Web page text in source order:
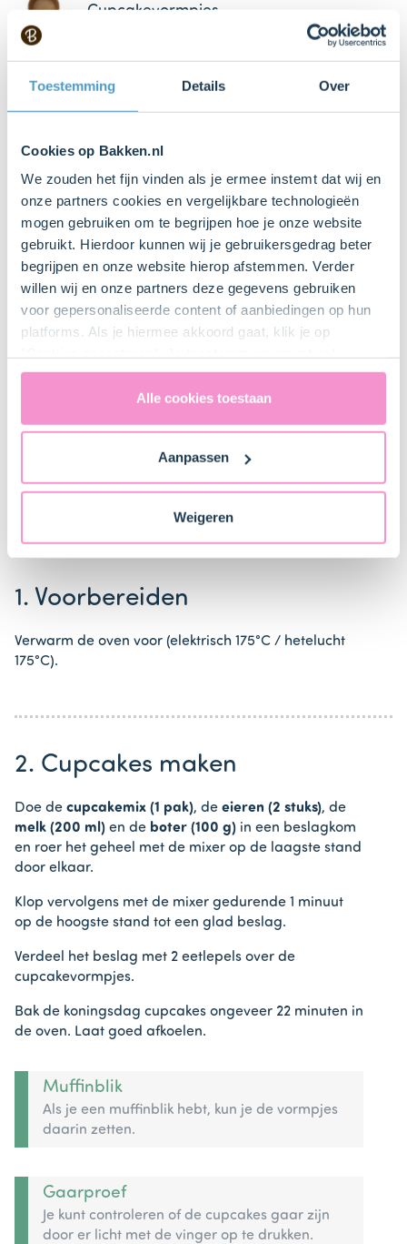
Toestemming Details Over
Cookies op Bakken.nl
We zouden het fijn vinden als je ermee instemt dat wij en
onze partners cookies en vergelijkbare technologieën
mogen gebruiken om te begrijpen hoe je onze website
gebruikt. Hierdoor kunnen wij je gebruikersgedrag beter
begrijpen en onze website hierop afstemmen. Verder
willen wij en onze partners deze gegevens gebruiken
voor gepersonaliseerde content of aanbiedingen op hun
platforms. Als je hiermee akkoord gaat, klik je op
uitdrukkelijk een eventuele gegevensoverdracht naar de
Verenigde Staten in de zin van artikel 49 AVG. Raadpleeg
ons
naar technology providers en partners in de Verenigde
Staten. Je kunt op elk moment van gedachten
Alle cookies toestaan
Aanpassen
Weigeren
Cupcakevormpjes
Mixer met gardes
Spuitzak
Stervormig spuitmondje
Bestel dit product online
12 Stuk(s)
Cocktailprikker
Bestel gemakkelijk en snel je bakproducten
bij ons zusjeDeLeuksteTaartenshop.
Stappen
1. Voorbereiden
Verwarm de oven voor (elektrisch 175°C / hetelucht
175°C).
2. Cupcakes maken
Doe de cupcakemix (1 pak), de eieren (2 stuks), de
melk (200 ml) en de boter (100 g) in een beslagkom
en roer het geheel met de mixer op de laagste stand
door elkaar.
Klop vervolgens met de mixer gedurende 1 minuut
op de hoogste stand tot een glad beslag.
Verdeel het beslag met 2 eetlepels over de
cupcakevormpjes.
Bak de koningsdag cupcakes ongeveer 22 minuten in
de oven. Laat goed afkoelen.
Muffinblik
Als je een muffinblik hebt, kun je de vormpjes
daarin zetten.
Gaarproef
Je kunt controleren of de cupcakes gaar zijn
door er licht met de vinger op te drukken.